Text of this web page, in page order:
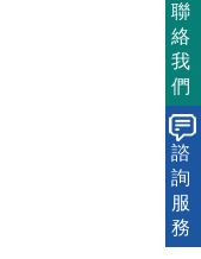
聯
絡
我
們
諮
詢
服
務